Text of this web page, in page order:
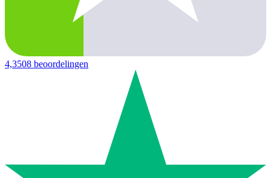
4,3508 beoordelingen